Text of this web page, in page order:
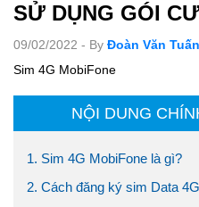
SỬ DỤNG GÓI
09/02/2022 - By Đoàn Văn Tuấn
Sim 4G MobiFone
NỘI DUNG
1. Sim 4G MobiFone là gì?
2. Cách đăng ký sim Data